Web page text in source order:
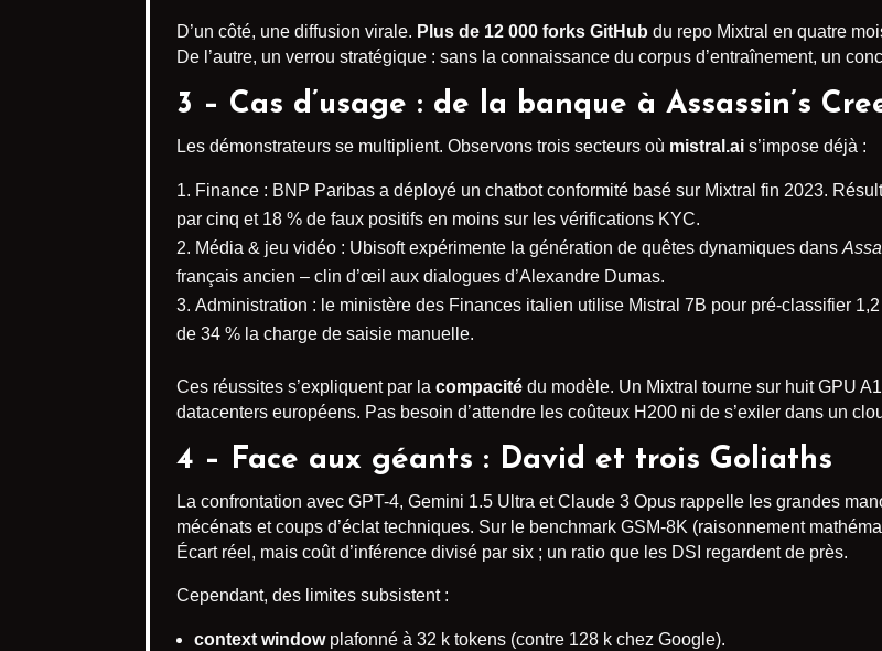
D’un côté, une diffusion virale. Plus de 12 000 forks GitHub du repo Mixtral en quatre
De l’autre, un verrou stratégique : sans la connaissance du corpus d’entraînement, un
3 – Cas d’usage : de la banque à Assassin’s
Les démonstrateurs se multiplient. Observons trois secteurs où mistral.ai s’impose déjà :
Finance : BNP Paribas a déployé un chatbot conformité basé sur Mixtral fin 2023.
par cinq et 18 % de faux positifs en moins sur les vérifications KYC.
Média & jeu vidéo : Ubisoft expérimente la génération de quêtes dynamiques dans
français ancien – clin d’œil aux dialogues d’Alexandre Dumas.
Administration : le ministère des Finances italien utilise Mistral 7B pour pré-classifier
de 34 % la charge de saisie manuelle.
Ces réussites s’expliquent par la compacité du modèle. Un Mixtral tourne sur huit GPU
datacenters européens. Pas besoin d’attendre les coûteux H200 ni de s’exiler dans un
4 – Face aux géants : David et trois Goliaths
La confrontation avec GPT-4, Gemini 1.5 Ultra et Claude 3 Opus rappelle les grandes
mécénats et coups d’éclat techniques. Sur le benchmark GSM-8K (raisonnement
Écart réel, mais coût d’inférence divisé par six ; un ratio que les DSI regardent de près.
Cependant, des limites subsistent :
context windowplafonné à 32 k tokens (contre 128 k chez Google).